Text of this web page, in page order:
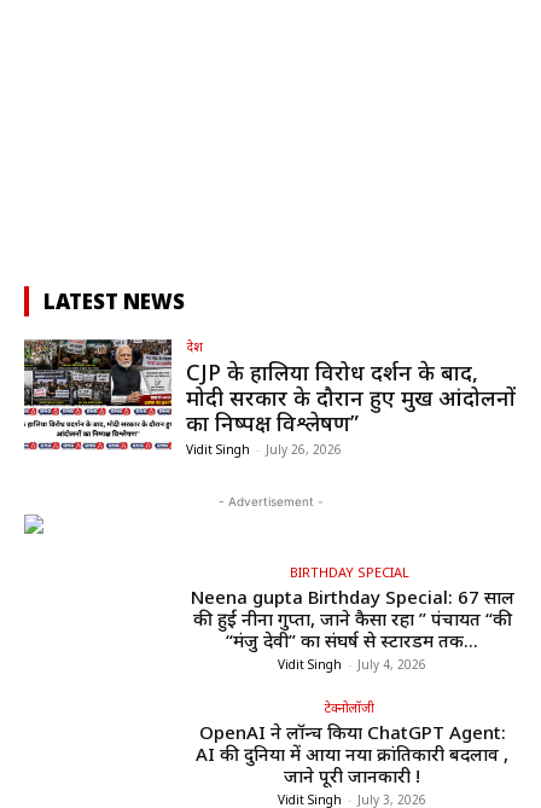
LATEST NEWS
देश
CJP के हालिया विरोध प्रदर्शन के बाद,
मोदी सरकार के दौरान हुए प्रमुख आंदोलनों
का निष्पक्ष विश्लेषण”
Vidit Singh - July 26, 2026
- Advertisement -
BIRTHDAY SPECIAL
Neena gupta Birthday Special: 67 साल
की हुईं नीना गुप्ता, जाने कैसा रहा ” पंचायत “की
“मंजु देवी” का संघर्ष से स्टारडम तक...
Vidit Singh - July 4, 2026
टेक्नोलॉजी
OpenAI ने लॉन्च किया ChatGPT Agent:
AI की दुनिया में आया नया क्रांतिकारी बदलाव ,
जाने पूरी जानकारी !
Vidit Singh - July 3, 2026